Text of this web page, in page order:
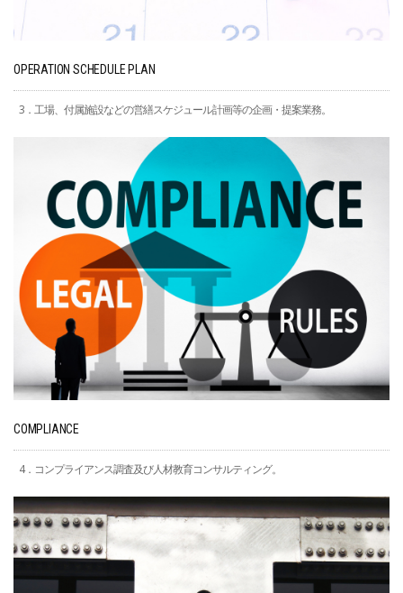
OPERATION SCHEDULE PLAN
3．工場、付属施設などの営繕スケジュール計画等の企画・提案業務。
COMPLIANCE
4．コンプライアンス調査及び人材教育コンサルティング。